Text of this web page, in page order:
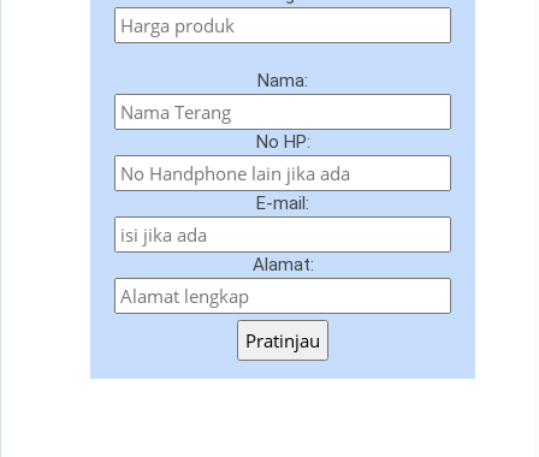
Nama:
No HP:
E-mail:
Alamat:
Pratinjau